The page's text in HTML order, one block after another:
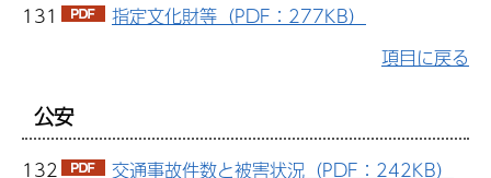
131
指定文化財等（PDF：277KB）
項目に戻る
公安
132
交通事故件数と被害状況（PDF：242KB）